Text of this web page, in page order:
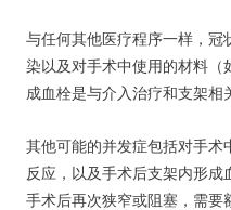
与任何其他医疗程序一样，冠
染以及对手术中使用的材料（
成血栓是与介入治疗和支架相
其他可能的并发症包括对手术
反应，以及手术后支架内形
手术后再次狭窄或阻塞，需要